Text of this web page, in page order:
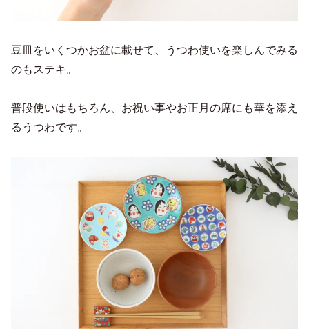
豆皿をいくつかお盆に載せて、うつわ使いを楽しんでみる
のもステキ。
普段使いはもちろん、お祝い事やお正月の席にも華を添え
るうつわです。